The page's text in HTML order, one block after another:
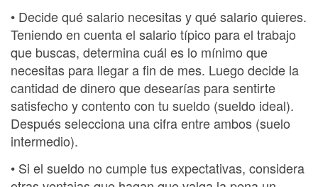
• Decide qué salario necesitas y qué salario quieres.
Teniendo en cuenta el salario típico para el trabajo
que buscas, determina cuál es lo mínimo que
necesitas para llegar a fin de mes. Luego decide la
cantidad de dinero que desearías para sentirte
satisfecho y contento con tu sueldo (sueldo ideal).
Después selecciona una cifra entre ambos (suelo
intermedio).
• Si el sueldo no cumple tus expectativas, considera